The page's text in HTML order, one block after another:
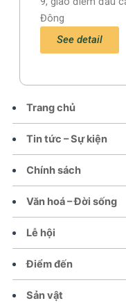
Trang chủ
Tin tức – Sự kiện
Chính sách
Văn hoá – Đời sống
Lễ hội
Điểm đến
Sản vật
Đông
See detail